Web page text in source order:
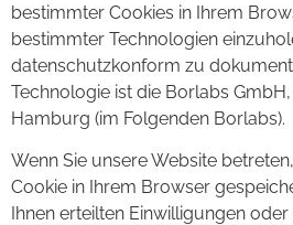
bestimmter Cookies in Ihrem
bestimmter Technologien
datenschutzkonform zu
Technologie ist die Borlabs
Hamburg (im Folgenden Borlabs).
Wenn Sie unsere Website
Cookie in Ihrem Browser
Ihnen erteilten Einwilligungen